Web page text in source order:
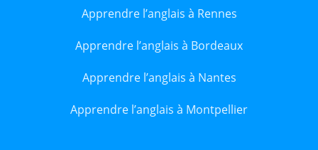
Apprendre l’anglais à Rennes
Apprendre l’anglais à Bordeaux
Apprendre l’anglais à Nantes
Apprendre l’anglais à Montpellier